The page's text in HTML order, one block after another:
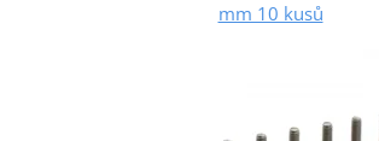
mm 10 kusů